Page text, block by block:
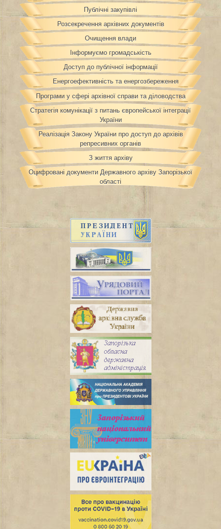
Публічні закупівлі
Розсекречення архівних документів
Очищення влади
Інформуємо громадськість
Доступ до публічної інформації
Енергоефективність та енергозбереження
Програми у сфері архівної справи та діловодства
Стратегія комунікації з питань європейської інтеграції
України
Реалізація Закону України про доступ до архівів
репресивних органів
З життя архіву
Оцифровані документи Державного архіву Запорізької
області